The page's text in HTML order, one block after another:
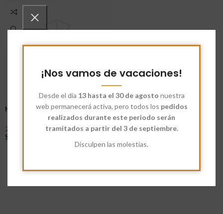
¡Nos vamos de vacaciones!
Desde el día 13 hasta el 30 de agosto nuestra
web permanecerá activa, pero todos los pedidos
realizados durante este periodo serán
tramitados a partir del 3 de septiembre.
Disculpen las molestias.
Harina Ecológica Sarraceno
21,10 101,75€
Seleccionar Opciones